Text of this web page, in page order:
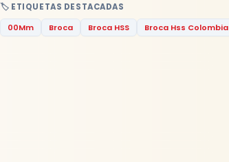
🏷️ ETIQUETAS DESTACADAS
00Mm
Broca Broca HSS Broca Hss Colombia